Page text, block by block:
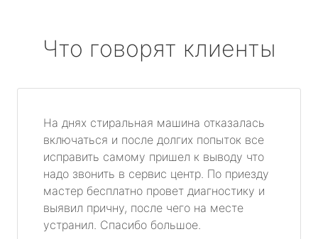
Что говорят клиенты
На днях стиральная машина отказалась
включаться и после долгих попыток все
исправить самому пришел к выводу что
надо звонить в сервис центр. По приезду
мастер бесплатно провет диагностику и
выявил причну, после чего на месте
устранил. Спасибо большое.